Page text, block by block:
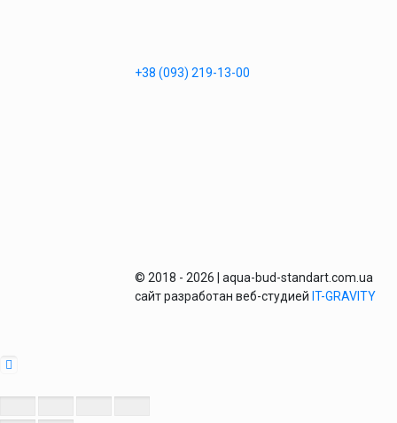
+38 (093) 219-13-00
© 2018 - 2026 | aqua-bud-standart.com.ua
сайт разработан веб-студией IT-GRAVITY